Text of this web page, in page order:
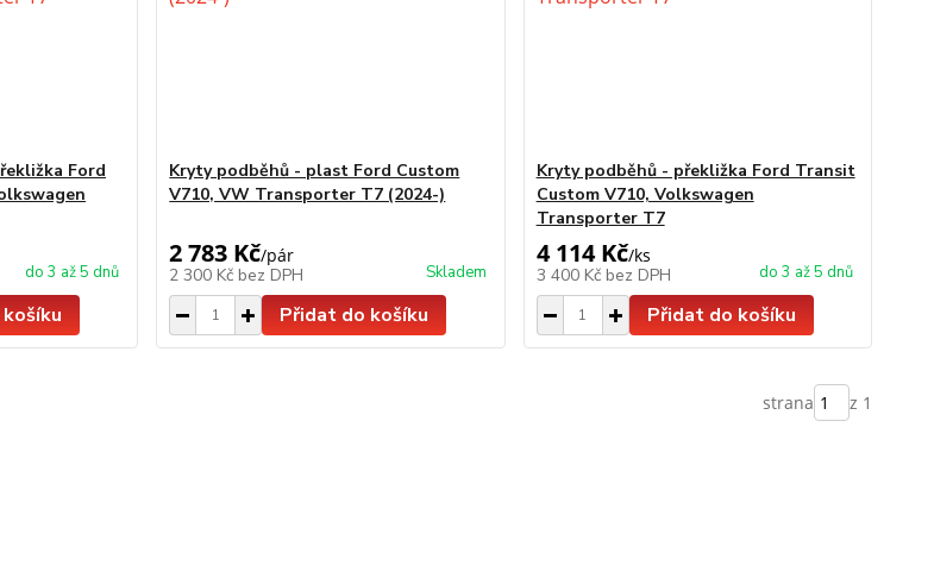
Ford
do 3 až 5 dnů
Kryty podběhů - plast Ford Custom
V710, VW Transporter T7 (2024-)
2 783 Kč/pár
2 300 Kč bez DPH Skladem
Přidat do košíku
Kryty podběhů - překližka Ford Transit
Custom V710, Volkswagen
Transporter T7
4 114 Kč/ks
3 400 Kč bez DPH do 3 až 5 dnů
Přidat do košíku
strana z 1